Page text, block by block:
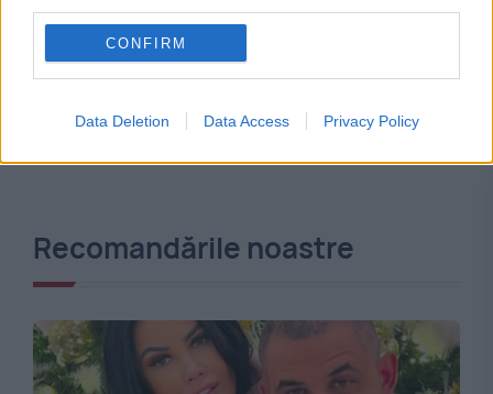
CONFIRM
Data Deletion Data Access Privacy Policy
Recomandările noastre